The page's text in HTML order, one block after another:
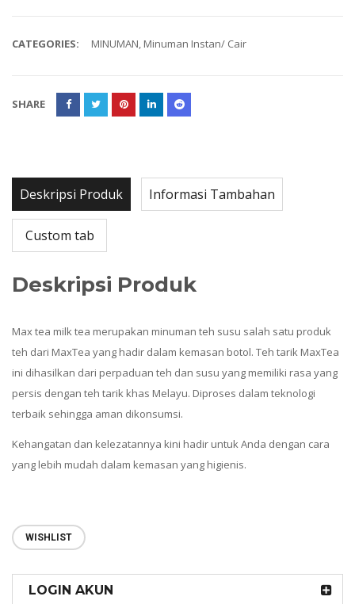
CATEGORIES: MINUMAN, Minuman Instan/ Cair
SHARE
Deskripsi Produk Informasi Tambahan
Custom tab
Deskripsi Produk
Max tea milk tea merupakan minuman teh susu salah satu produk
teh dari MaxTea yang hadir dalam kemasan botol. Teh tarik MaxTea
ini dihasilkan dari perpaduan teh dan susu yang memiliki rasa yang
persis dengan teh tarik khas Melayu. Diproses dalam teknologi
terbaik sehingga aman dikonsumsi.
Kehangatan dan kelezatannya kini hadir untuk Anda dengan cara
yang lebih mudah dalam kemasan yang higienis.
WISHLIST
LOGIN AKUN